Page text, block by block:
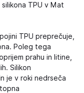
TPU v Mat
TPU preprečuje,
Poleg tega
prahu in litine,
Silikon
je v roki nedrseča